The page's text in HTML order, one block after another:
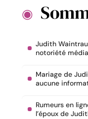
Judith
notoriété
Mariage de
aucune
Rumeurs en
l’époux de